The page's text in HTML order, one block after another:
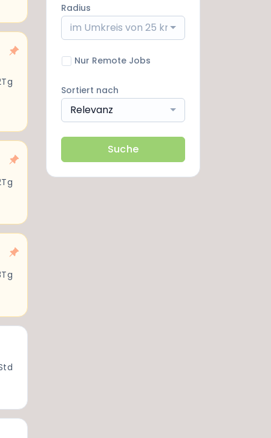
Radius
im Umkreis von 25 km
Nur Remote Jobs
Sortiert nach
Relevanz
Suche